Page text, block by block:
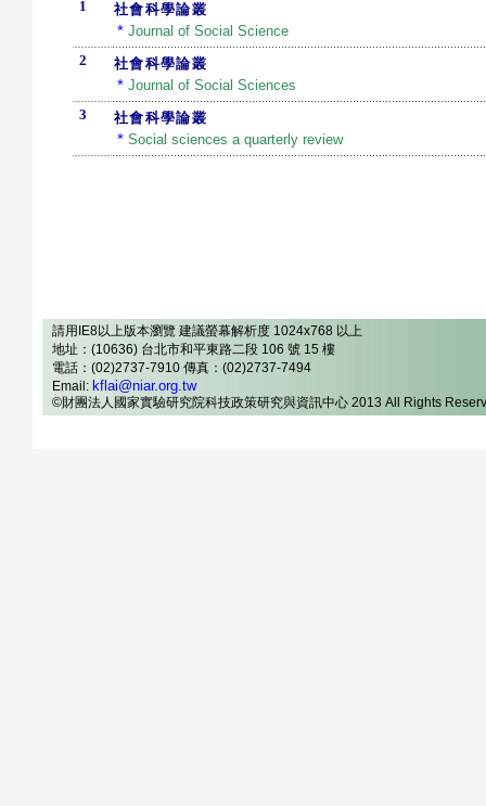
1 社會科學論叢
* Journal of Social Science
2
社會科學論叢
* Journal of Social Sciences
3
社會科學論叢
* Social sciences a quarterly review
請用IE8以上版本瀏覽 建議螢幕解析度 1024x768 以上
地址：(10636) 台北市和平東路二段 106 號 15 樓
電話：(02)2737-7910 傳真：(02)2737-7494
Email: kflai@niar.org.tw
©財團法人國家實驗研究院科技政策研究與資訊中心 2013 All Rights